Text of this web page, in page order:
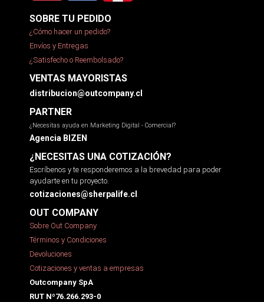
SOBRE TU PEDIDO
¿Cómo hacer un pedido?
Envíos y Entregas
¿Satisfecho o Reembolsado?
VENTAS MAYORISTAS
distribucion@outcompany.cl
PARTNER
¿Necesitas ayuda en Marketing Digital - Comercial?
Agencia BIZEN
¿NECESITAS UNA COTIZACIÓN?
Escríbenos y te responderemos a la brevedad para poder
ayudarte en tu proyecto.
cotizaciones@sherpalife.cl
OUT COMPANY
Sobre Out Company
Términos y Condiciones
Devoluciones
Cotizaciones y ventas a empresas
Outcompany SpA
RUT Nº76.266.293-0